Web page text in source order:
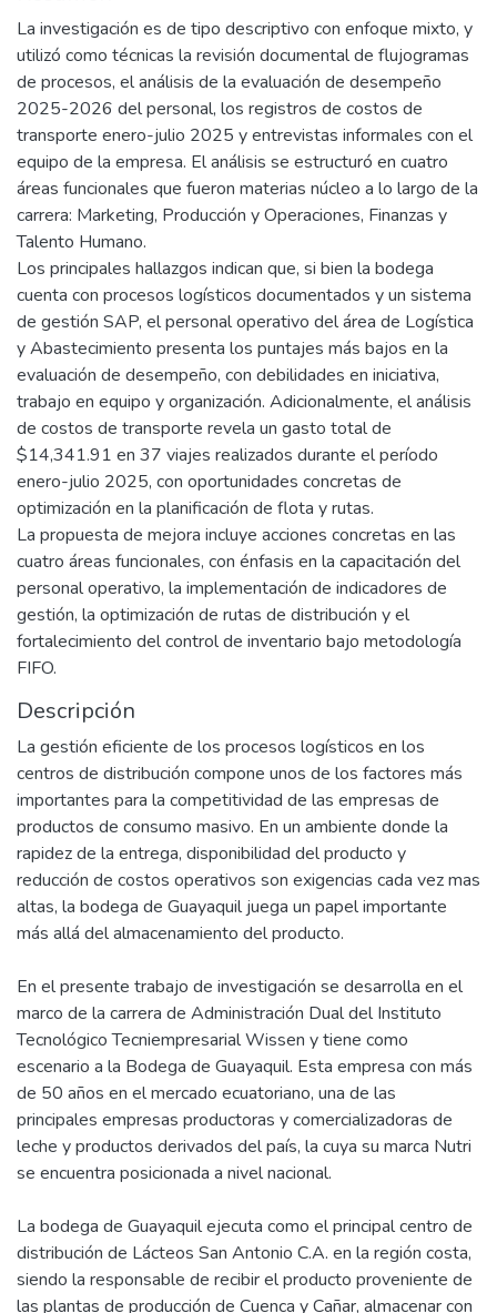
La investigación es de tipo descriptivo con enfoque mixto, y
utilizó como técnicas la revisión documental de flujogramas
de procesos, el análisis de la evaluación de desempeño
2025-2026 del personal, los registros de costos de
transporte enero-julio 2025 y entrevistas informales con el
equipo de la empresa. El análisis se estructuró en cuatro
áreas funcionales que fueron materias núcleo a lo largo de la
carrera: Marketing, Producción y Operaciones, Finanzas y
Talento Humano.
Los principales hallazgos indican que, si bien la bodega
cuenta con procesos logísticos documentados y un sistema
de gestión SAP, el personal operativo del área de Logística
y Abastecimiento presenta los puntajes más bajos en la
evaluación de desempeño, con debilidades en iniciativa,
trabajo en equipo y organización. Adicionalmente, el análisis
de costos de transporte revela un gasto total de
$14,341.91 en 37 viajes realizados durante el período
enero-julio 2025, con oportunidades concretas de
optimización en la planificación de flota y rutas.
La propuesta de mejora incluye acciones concretas en las
cuatro áreas funcionales, con énfasis en la capacitación del
personal operativo, la implementación de indicadores de
gestión, la optimización de rutas de distribución y el
fortalecimiento del control de inventario bajo metodología
FIFO.
Descripción
La gestión eficiente de los procesos logísticos en los
centros de distribución compone unos de los factores más
importantes para la competitividad de las empresas de
productos de consumo masivo. En un ambiente donde la
rapidez de la entrega, disponibilidad del producto y
reducción de costos operativos son exigencias cada vez mas
altas, la bodega de Guayaquil juega un papel importante
más allá del almacenamiento del producto.
En el presente trabajo de investigación se desarrolla en el
marco de la carrera de Administración Dual del Instituto
Tecnológico Tecniempresarial Wissen y tiene como
escenario a la Bodega de Guayaquil. Esta empresa con más
de 50 años en el mercado ecuatoriano, una de las
principales empresas productoras y comercializadoras de
leche y productos derivados del país, la cuya su marca Nutri
se encuentra posicionada a nivel nacional.
La bodega de Guayaquil ejecuta como el principal centro de
distribución de Lácteos San Antonio C.A. en la región costa,
siendo la responsable de recibir el producto proveniente de
las plantas de producción de Cuenca y Cañar, almacenar con